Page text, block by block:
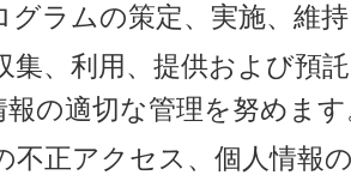
グラムの策定、実施、維
集、利用、提供および預
報の適切な管理を努めま
不正アクセス、個人情報